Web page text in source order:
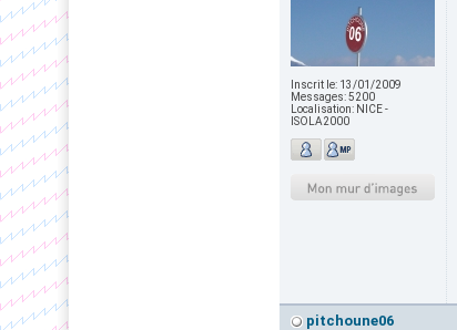
Inscrit le: 13/01/2009
Messages:5200
Localisation: NICE -
ISOLA2000
pitchoune06